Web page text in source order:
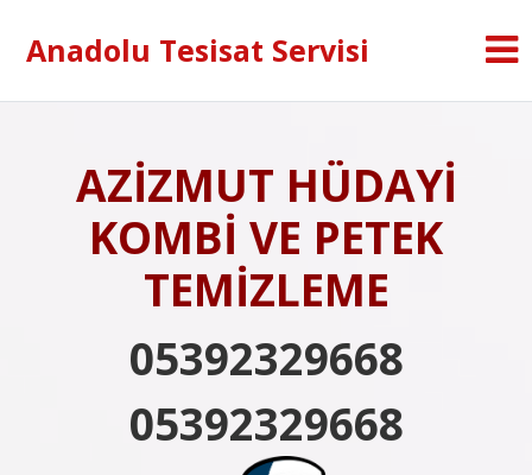
Anadolu Tesisat Servisi
AZİZMUT HÜDAYİ
KOMBİ VE PETEK
TEMİZLEME
05392329668
05392329668